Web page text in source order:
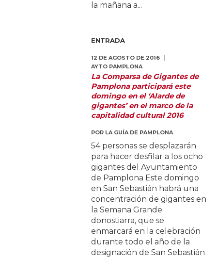
la mañana a...
ENTRADA
12 DE AGOSTO DE 2016
AYTO PAMPLONA
La Comparsa de Gigantes de
Pamplona participará este
domingo en el ‘Alarde de
gigantes’ en el marco de la
capitalidad cultural 2016
POR LA GUÍA DE PAMPLONA
54 personas se desplazarán
para hacer desfilar a los ocho
gigantes del Ayuntamiento
de Pamplona Este domingo
en San Sebastián habrá una
concentración de gigantes en
la Semana Grande
donostiarra, que se
enmarcará en la celebración
durante todo el año de la
designación de San Sebastián